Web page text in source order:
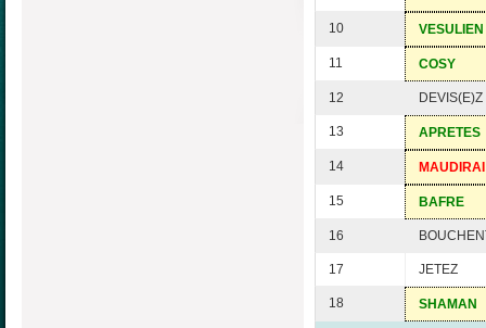
10 VESULIEN
11 COSY
12 DEVIS(E)Z
13 APRETES
14 MAUDIRAI
15 BAFRE
16
17 JETEZ
18 SHAMAN